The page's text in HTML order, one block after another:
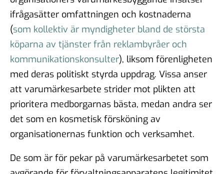
ifrågasätter omfattningen och kostnaderna
(som kollektiv är myndigheter bland de största
köparna av tjänster från reklambyråer och
kommunikationskonsulter), liksom förenligheten
med deras politiskt styrda uppdrag. Vissa anser
att varumärkesarbete strider mot plikten att
prioritera medborgarnas bästa, medan andra ser
det som en kosmetisk försköning av
organisationernas funktion och verksamhet.
De som är för pekar på varumärkesarbetet som